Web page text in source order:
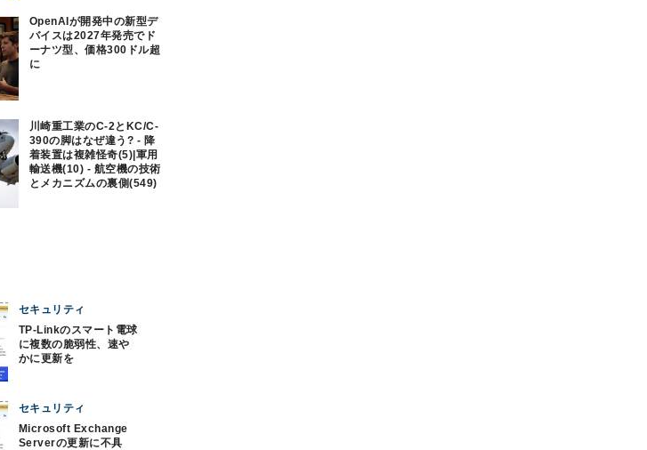
OpenAIが開発中の新型デ
バイスは2027年発売でド
ーナツ型、価格300ドル超
に
川崎重工業のC-2とKC/C-
390の脚はなぜ違う? - 降
着装置は複雑怪奇(5)|軍用
輸送機(10) - 航空機の技術
とメカニズムの裏側(549)
セキュリティ
TP-Linkのスマート電球
に複数の脆弱性、速や
かに更新を
セキュリティ
Microsoft Exchange
Serverの更新に不具